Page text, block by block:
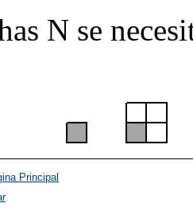
N se
Principal